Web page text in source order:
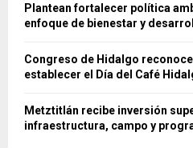
Plantean fortalecer política
enfoque de bienestar y
Congreso de Hidalgo
establecer el Día del Café
Metztitlán recibe inversión
infraestructura, campo y